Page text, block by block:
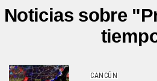
Noticias sobre
CANCÚN